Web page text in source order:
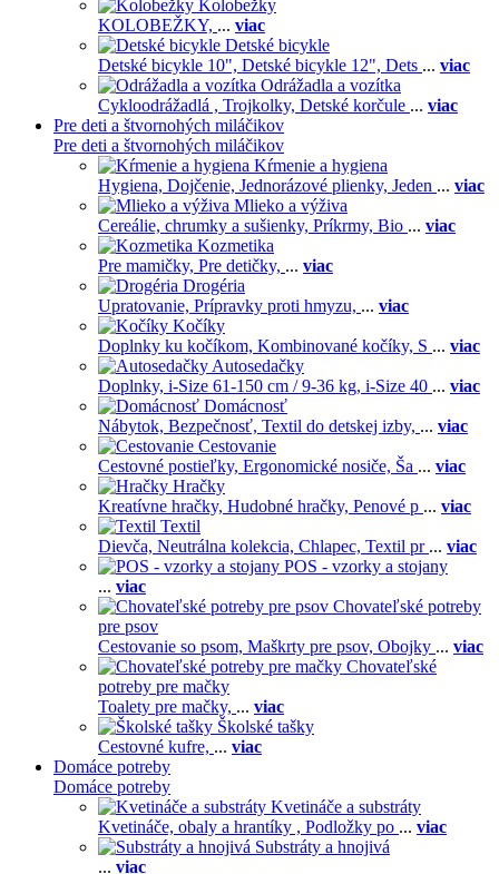
Kolobežky
KOLOBEŽKY, ... viac
Detské bicykle
Detské bicykle 10", Detské bicykle 12", Dets ... viac
Odrážadla a vozítka
Cykloodrážadlá , Trojkolky, Detské korčule ... viac
Pre deti a štvornohých miláčikov
Pre deti a štvornohých miláčikov
Kŕmenie a hygiena
Hygiena, Dojčenie, Jednorázové plienky, Jeden ... viac
Mlieko a výživa
Cereálie, chrumky a sušienky, Príkrmy, Bio ... viac
Kozmetika
Pre mamičky, Pre detičky, ... viac
Drogéria
Upratovanie, Prípravky proti hmyzu, ... viac
Kočíky
Doplnky ku kočíkom, Kombinované kočíky, S ... viac
Autosedačky
Doplnky, i-Size 61-150 cm / 9-36 kg, i-Size 40 ... viac
Domácnosť
Nábytok, Bezpečnosť, Textil do detskej izby, ... viac
Cestovanie
Cestovné postieľky, Ergonomické nosiče, Ša ... viac
Hračky
Kreatívne hračky, Hudobné hračky, Penové p ... viac
Textil
Dievča, Neutrálna kolekcia, Chlapec, Textil pr ... viac
POS - vzorky a stojany
... viac
Chovateľské potreby
pre psov
Cestovanie so psom, Maškrty pre psov, Obojky ... viac
Chovateľské
potreby pre mačky
Toalety pre mačky, ... viac
Školské tašky
Cestovné kufre, ... viac
Domáce potreby
Domáce potreby
Kvetináče a substráty
Kvetináče, obaly a hrantíky , Podložky po ... viac
Substráty a hnojivá
... viac